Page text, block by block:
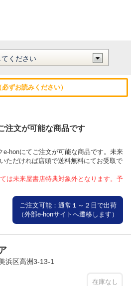
ずお読みください）
注文が可能な商品です
honにてご注文が可能な商品です。未来
ただければ店頭で送料無料にてお受取で
は未来屋書店特典対象外となります。予
ご注文可能：通常１～２日で出荷
（外部e-honサイトへ遷移します）
浜区高洲3-13-1
在庫なし